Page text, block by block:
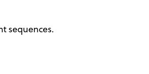
sequences.